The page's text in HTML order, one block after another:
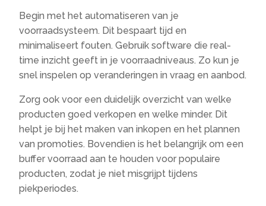
Begin met het automatiseren van je
voorraadsysteem. Dit bespaart tijd en
minimaliseert fouten. Gebruik software die real-
time inzicht geeft in je voorraadniveaus. Zo kun je
snel inspelen op veranderingen in vraag en aanbod.
Zorg ook voor een duidelijk overzicht van welke
producten goed verkopen en welke minder. Dit
helpt je bij het maken van inkopen en het plannen
van promoties. Bovendien is het belangrijk om een
buffer voorraad aan te houden voor populaire
producten, zodat je niet misgrijpt tijdens
piekperiodes.